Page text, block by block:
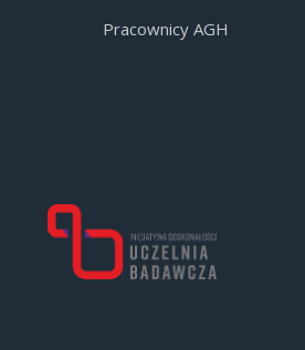
Pracownicy AGH